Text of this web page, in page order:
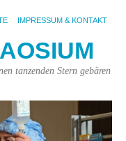
IMPRESSUM & KONTAKT
tanzenden Stern gebären